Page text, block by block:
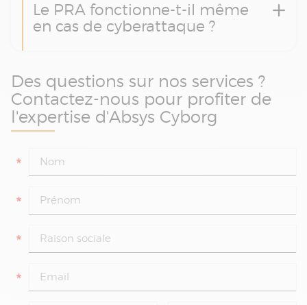
Le PRA fonctionne-t-il même
en cas de cyberattaque ?
Des questions sur nos services ?
Contactez-nous pour profiter de
l'expertise d'Absys Cyborg
*
*
*
*